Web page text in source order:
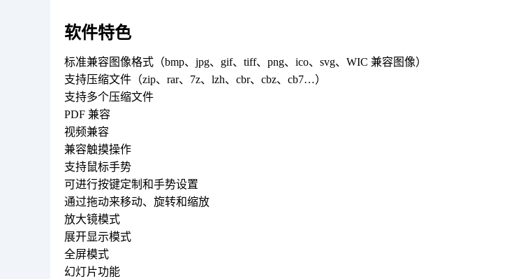
软件特色
标准兼容图像格式（bmp、jpg、gif、tiff、png、ico、svg、WIC 兼容图像）
支持压缩文件（zip、rar、7z、lzh、cbr、cbz、cb7…）
支持多个压缩文件
PDF 兼容
视频兼容
兼容触摸操作
支持鼠标手势
可进行按键定制和手势设置
通过拖动来移动、旋转和缩放
放大镜模式
展开显示模式
全屏模式
幻灯片功能